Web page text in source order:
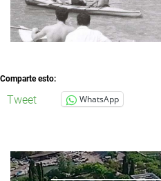
Comparte esto:
Tweet WhatsApp